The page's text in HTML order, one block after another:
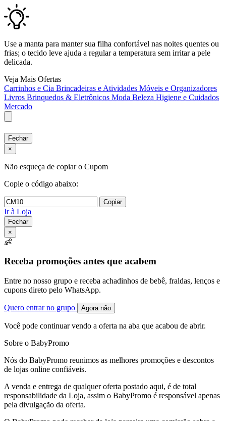
Use a manta para manter sua filha confortável nas noites quentes ou
frias; o tecido leve ajuda a regular a temperatura sem irritar a pele
delicada.
Veja Mais Ofertas
Carrinhos e Cia Brincadeiras e Atividades Móveis e Organizadores
Livros Brinquedos & Eletrônicos Moda Beleza Higiene e Cuidados
Mercado
Fechar
×
Não esqueça de copiar o Cupom
Copie o código abaixo:
Copiar
Ir à Loja
Fechar
×
👶
Receba promoções antes que acabem
Entre no nosso grupo e receba achadinhos de bebê, fraldas, lenços e
cupons direto pelo WhatsApp.
Quero entrar no grupo Agora não
Você pode continuar vendo a oferta na aba que acabou de abrir.
Sobre o BabyPromo
Nós do BabyPromo reunimos as melhores promoções e descontos
de lojas online confiáveis.
A venda e entrega de qualquer oferta postado aqui, é de total
responsabilidade da Loja, assim o BabyPromo é responsável apenas
pela divulgação da oferta.